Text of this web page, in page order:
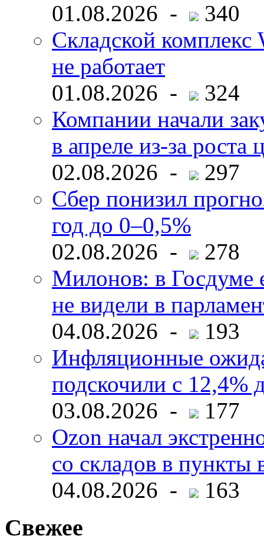
01.08.2026 -
340
Складской комплекс
не работает
01.08.2026 -
324
Компании начали
в апреле из-за роста
02.08.2026 -
297
Сбер понизил
год до 0–0,5%
02.08.2026 -
278
Милонов: в Госдуме
не видели в
04.08.2026 -
193
Инфляционные
подскочили с 12,4%
03.08.2026 -
177
Ozon начал
со складов в пункты
04.08.2026 -
163
Свежее